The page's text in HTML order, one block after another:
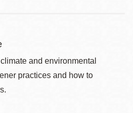
and environmental
practices and how to